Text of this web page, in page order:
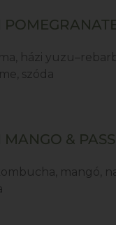
házi
szóda
MANGO &
mangó,